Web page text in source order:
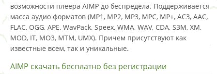
возможности плеера AIMP до беспредела. Поддерживается
масса аудио форматов (MP1, MP2, MP3, MPC, MP+, AC3, AAC,
FLAC, OGG, APE, WavPack, Speex, WMA, WAV, CDA, S3M, XM,
MOD, IT, MO3, MTM, UMX). Причем присутствуют как
известные всем, так и уникальные.
AIMP скачать бесплатно без регистрации